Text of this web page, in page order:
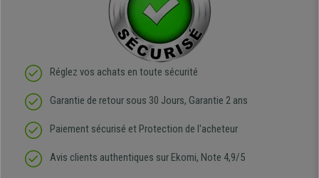
Réglez vos achats en toute sécurité
Garantie de retour sous 30 Jours, Garantie 2 ans
Paiement sécurisé et Protection de l'acheteur
Avis clients authentiques sur Ekomi, Note 4,9/5